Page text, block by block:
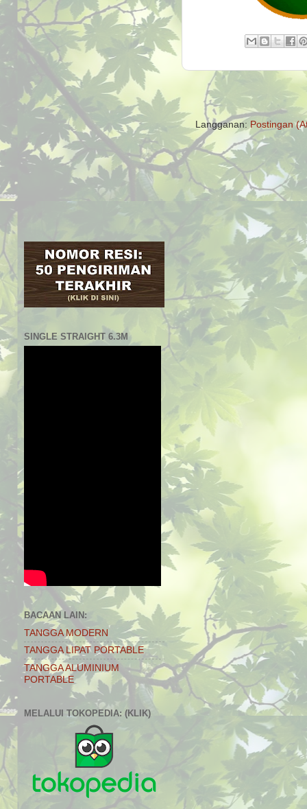
Langganan: Postingan
SINGLE STRAIGHT 6.3M
BACAAN LAIN:
TANGGA MODERN
TANGGA LIPAT PORTABLE
TANGGA ALUMINIUM
PORTABLE
MELALUI TOKOPEDIA: (KLIK)